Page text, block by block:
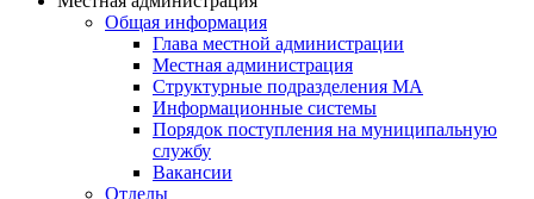
Общая информация
Глава местной администрации
Местная администрация
Структурные подразделения МА
Информационные системы
Порядок поступления на муниципальную
службу
Вакансии
Отделы